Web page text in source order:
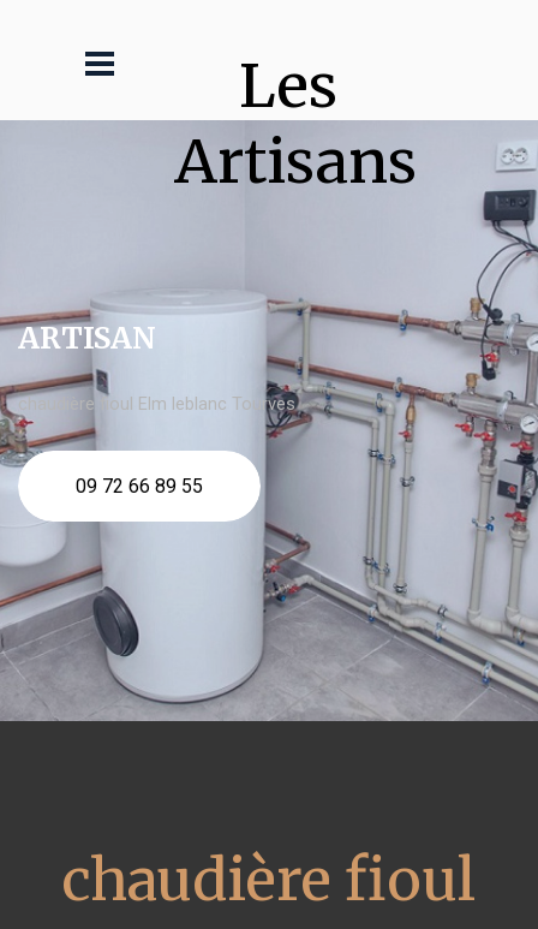
Les
Artisans
ARTISAN
chaudière fioul Elm leblanc Tourves
09 72 66 89 55
chaudière fioul